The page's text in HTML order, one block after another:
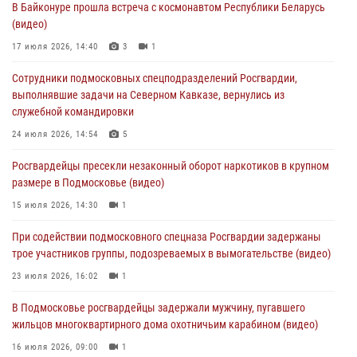
крупную сумму в Подмосковье
31 июля 2026, 13:00
действиях в Подмосковье (видео)
31 июля 2026, 09:00
В Главном управлении Росгвардии по Московской области
образования региональной общественной организации ветеранов
войск правопорядка (видео)
30 июля 2026, 13:00 5
Росгвардейцы задержали нетрезвую автоледи в Подмосковье
30 июля 2026, 08:00 1
В Байконуре прошла встреча с космонавтом Республики Беларусь
(видео)
17 июля 2026, 14:40 3 1
Сотрудники подмосковных спецподразделений Росгвардии,
выполнявшие задачи на Северном Кавказе, вернулись из
служебной командировки
24 июля 2026, 14:54 5
Росгвардейцы пресекли незаконный оборот наркотиков в крупном
размере в Подмосковье (видео)
15 июля 2026, 14:30 1
При содействии подмосковного спецназа Росгвардии задержаны
трое участников группы, подозреваемых в вымогательстве (видео)
23 июля 2026, 16:02 1
В Подмосковье росгвардейцы задержали мужчину, пугавшего
жильцов многоквартирного дома охотничьим карабином (видео)
16 июля 2026, 09:00 1